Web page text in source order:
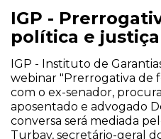
IGP -
política e justiça
IGP - Instituto de
webinar "Prerrogativa de
com o ex-senador,
aposentado e advogado
conversa será mediada
Turbay, secretário-geral